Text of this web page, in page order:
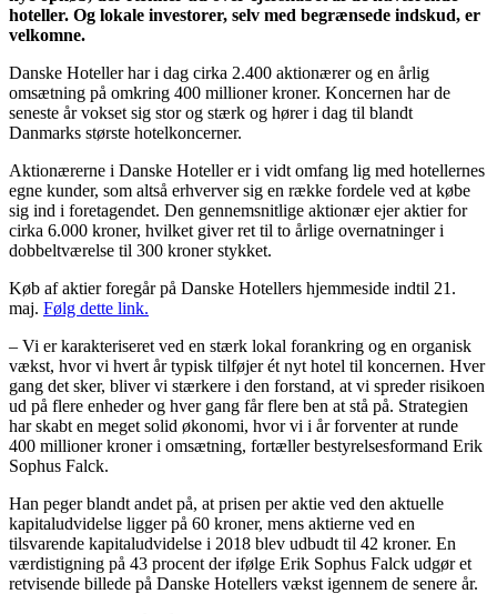
hoteller. Og lokale investorer, selv med begrænsede indskud, er
velkomne.
Danske Hoteller har i dag cirka 2.400 aktionærer og en årlig
omsætning på omkring 400 millioner kroner. Koncernen har de
seneste år vokset sig stor og stærk og hører i dag til blandt
Danmarks største hotelkoncerner.
Aktionærerne i Danske Hoteller er i vidt omfang lig med hotellernes
egne kunder, som altså erhverver sig en række fordele ved at købe
sig ind i foretagendet. Den gennemsnitlige aktionær ejer aktier for
cirka 6.000 kroner, hvilket giver ret til to årlige overnatninger i
dobbeltværelse til 300 kroner stykket.
Køb af aktier foregår på Danske Hotellers hjemmeside indtil 21.
maj. Følg dette link.
– Vi er karakteriseret ved en stærk lokal forankring og en organisk
vækst, hvor vi hvert år typisk tilføjer ét nyt hotel til koncernen. Hver
gang det sker, bliver vi stærkere i den forstand, at vi spreder risikoen
ud på flere enheder og hver gang får flere ben at stå på. Strategien
har skabt en meget solid økonomi, hvor vi i år forventer at runde
400 millioner kroner i omsætning, fortæller bestyrelsesformand Erik
Sophus Falck.
Han peger blandt andet på, at prisen per aktie ved den aktuelle
kapitaludvidelse ligger på 60 kroner, mens aktierne ved en
tilsvarende kapitaludvidelse i 2018 blev udbudt til 42 kroner. En
værdistigning på 43 procent der ifølge Erik Sophus Falck udgør et
retvisende billede på Danske Hotellers vækst igennem de senere år.